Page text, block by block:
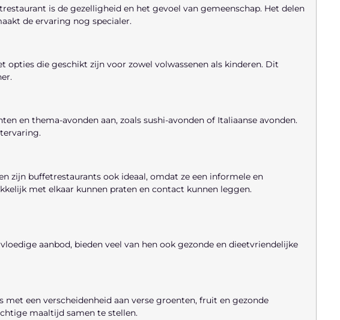
is de gezelligheid en het gevoel van gemeenschap. Het delen
de ervaring nog specialer.
opties die geschikt zijn voor zowel volwassenen als kinderen. Dit
en thema-avonden aan, zoals sushi-avonden of Italiaanse avonden.
zijn buffetrestaurants ook ideaal, omdat ze een informele en
met elkaar kunnen praten en contact kunnen leggen.
aanbod, bieden veel van hen ook gezonde en dieetvriendelijke
een verscheidenheid aan verse groenten, fruit en gezonde
maaltijd samen te stellen.